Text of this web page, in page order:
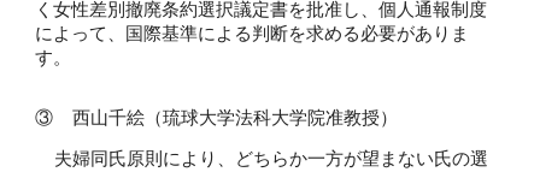
く女性差別撤廃条約選択議定書を批准し、個人通報制度
によって、国際基準による判断を求める必要がありま
す。
③    西山千絵（琉球大学法科大学院准教授）
夫婦同氏原則により、どちらか一方が望まない氏の選